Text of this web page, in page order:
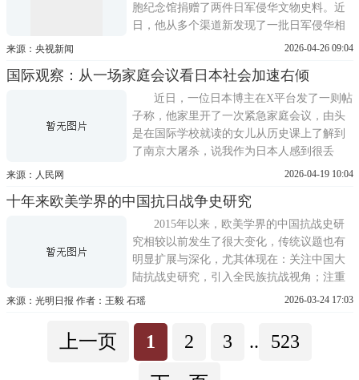
胞纪念馆捐赠了两件日军侵华文物史料。近
日，他从多个渠道新发现了一批日军侵华相
关历史资料。这批史料包括了多张日军侵占
中山陵等标志性建筑清晰可见，而画面中众
多难民惊慌逃亡的情景，更令人感到沉重。
除了照片资料，于聍
来源：央视新闻 2026-04-26 09:04
国际观察：从一场家庭会议看日本社会加速右倾
近日，一位日本博主在X平台发了一则帖
子称，他家里开了一次紧急家庭会议，由头
是在国际学校就读的女儿从历史课上了解到
了南京大屠杀，说我作为日本人感到很丢
人。他的妻子断言日本没有做那样的事，他
在南京施暴并嫁祸日本兵的报道，称这是中
国宣传的特点。女儿提出质疑，表示其他国
家并不这么看。这则帖子短时
来源：人民网 2026-04-19 10:04
十年来欧美学界的中国抗日战争史研究
2015年以来，欧美学界的中国抗战史研
究相较以前发生了很大变化，传统议题也有
明显扩展与深化，尤其体现在：关注中国大
陆抗战史研究，引入全民族抗战视角；注重
联系，在全球史视野下理解中国抗战；视线
转向与变化略作梳理与阐释。从全民族抗战
角度理解中国人民抗日战争全民族抗战最根
来源：光明日报 作者：王毅 石瑶 2026-03-24 17:03
上一页 1 2 3 ..
523